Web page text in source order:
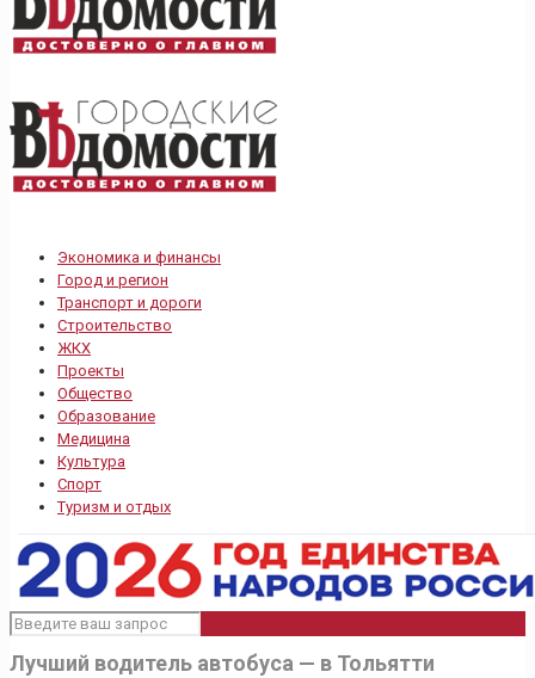
Экономика и финансы
Город и регион
Транспорт и дороги
Строительство
ЖКХ
Проекты
Общество
Образование
Медицина
Культура
Спорт
Туризм и отдых
Лучший водитель автобуса — в Тольятти